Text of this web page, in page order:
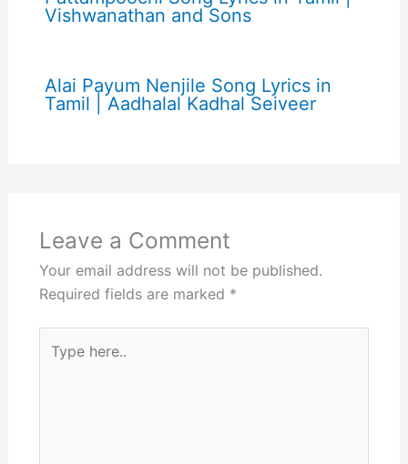
Vishwanathan and Sons
Alai Payum Nenjile Song Lyrics in
Tamil | Aadhalal Kadhal Seiveer
Leave a Comment
Your email address will not be published.
Required fields are marked *
here..